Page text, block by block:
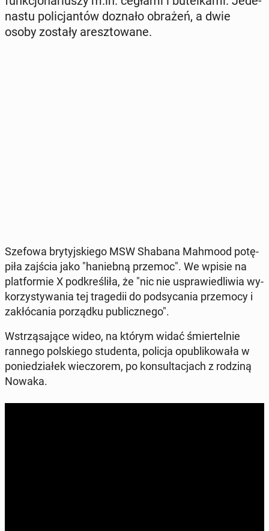
na­stu po­li­cjan­tów doznało obrażeń, a dwie
osoby zostały aresz­to­wa­ne.
Szefowa bry­tyj­skie­go MSW Shabana Mahmood po­tę­
pi­ła zajścia jako "ha­nieb­ną przemoc". We wpisie na
plat­for­mie X pod­kre­śli­ła, że "nic nie uspra­wie­dli­wia wy­
ko­rzy­sty­wa­nia tej tra­ge­dii do pod­sy­ca­nia prze­mo­cy i
za­kłó­ca­nia po­rząd­ku pu­blicz­ne­go".
Wstrzą­sa­ją­ce wideo, na którym widać śmier­tel­nie
rannego pol­skie­go stu­den­ta, policja opu­bli­ko­wa­ła w
po­nie­dzia­łek wie­czo­rem, po kon­sul­ta­cjach z rodziną
Nowaka.